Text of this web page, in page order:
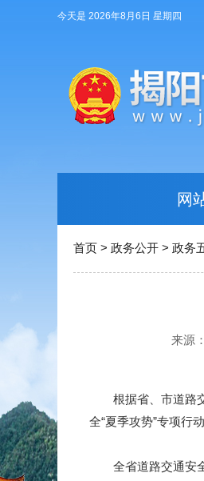
今天是 2026年8月6日 星期四
网
首页 > 政务公开 > 政务
来源
根据省、市道路
全“夏季攻势”专项行
全省道路交通安